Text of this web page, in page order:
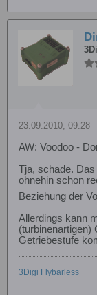
23.09.2010, 09:28
AW: Voodoo -
Tja, schade.
ohnehin schon
Beziehung der
Allerdings kann
(turbinenartigen)
Getriebestufe
3Digi Flybarless